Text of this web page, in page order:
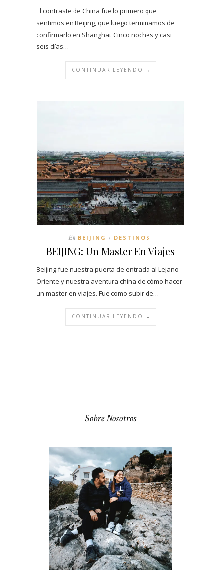
El contraste de China fue lo primero que
sentimos en Beijing, que luego terminamos de
confirmarlo en Shanghai. Cinco noches y casi
seis días…
CONTINUAR LEYENDO →
En BEIJING / DESTINOS
BEIJING: Un Master En Viajes
Beijing fue nuestra puerta de entrada al Lejano
Oriente y nuestra aventura china de cómo hacer
un master en viajes. Fue como subir de…
CONTINUAR LEYENDO →
Sobre Nosotros